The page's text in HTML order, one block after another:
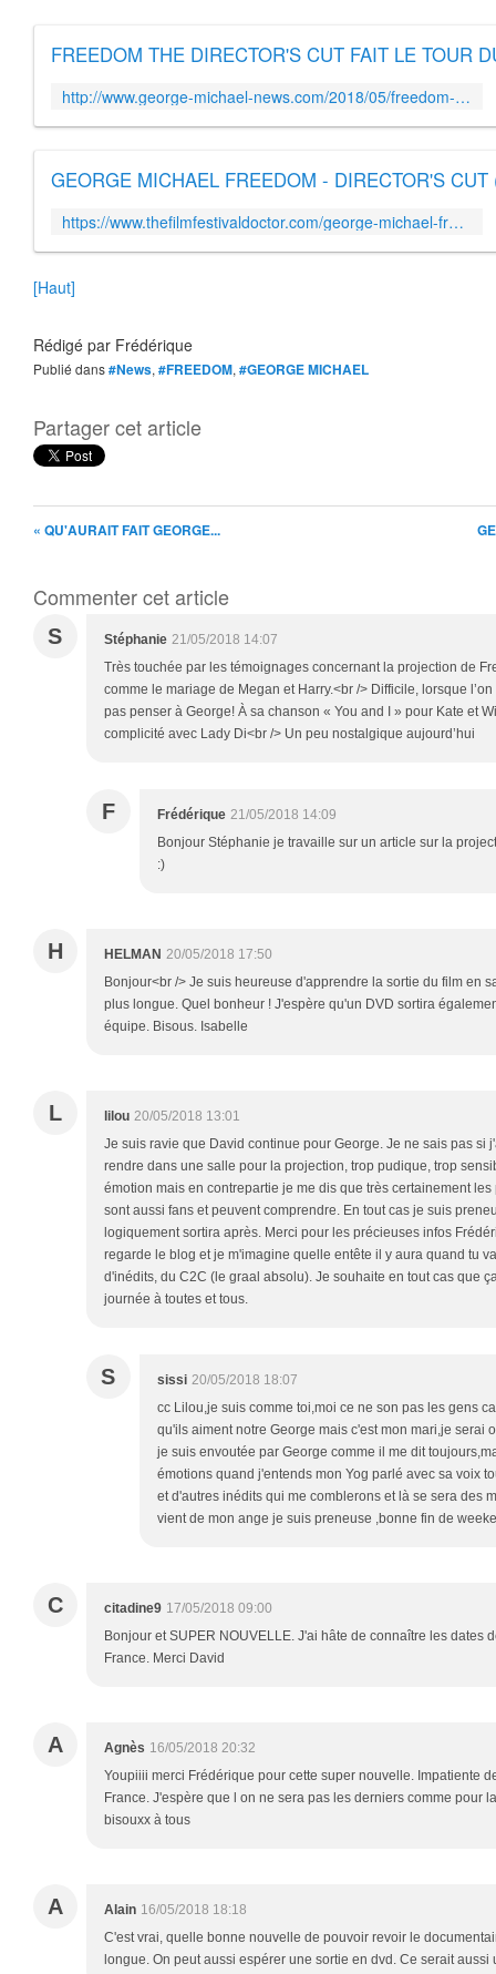
http://www.george-michael-news.com/2018/05/freedom-the-directors-cut-fait-le-tour-du-monde.html
https://www.thefilmfestivaldoctor.com/george-michael-freedom/
[Haut]
Rédigé par Frédérique
Publié dans#News, #FREEDOM, #GEORGE MICHAEL
Partager cet article
« QU'AURAIT FAIT GEORGE...
Commenter cet article
S Stéphanie 21/05/2018 14:07
Très touchée par les témoignages concernant la projection de
comme le mariage de Megan et Harry.<br /> Difficile, lorsque
pas penser à George! À sa chanson « You and I » pour Kate et
complicité avec Lady Di<br /> Un peu nostalgique aujourd’hui
F Frédérique 21/05/2018 14:09
Bonjour Stéphanie je travaille sur un article sur la
:)
H HELMAN 20/05/2018 17:50
Bonjour<br /> Je suis heureuse d'apprendre la sortie du film en
plus longue. Quel bonheur ! J'espère qu'un DVD sortira
équipe. Bisous. Isabelle
L lilou 20/05/2018 13:01
Je suis ravie que David continue pour George. Je ne sais pas si
rendre dans une salle pour la projection, trop pudique, trop
émotion mais en contrepartie je me dis que très certainement
sont aussi fans et peuvent comprendre. En tout cas je suis
logiquement sortira après. Merci pour les précieuses infos
regarde le blog et je m'imagine quelle entête il y aura quand tu
d'inédits, du C2C (le graal absolu). Je souhaite en tout cas que
journée à toutes et tous.
S sissi 20/05/2018 18:07
cc Lilou,je suis comme toi,moi ce ne son pas les gens
qu'ils aiment notre George mais c'est mon mari,je serai
je suis envoutée par George comme il me dit
émotions quand j'entends mon Yog parlé avec sa voix
et d'autres inédits qui me comblerons et là se sera des
vient de mon ange je suis preneuse ,bonne fin de
C citadine9 17/05/2018 09:00
Bonjour et SUPER NOUVELLE. J'ai hâte de connaître les dates
France. Merci David
A Agnès 16/05/2018 20:32
Youpiiii merci Frédérique pour cette super nouvelle. Impatiente
France. J'espère que l on ne sera pas les derniers comme pour
bisouxx à tous
A Alain 16/05/2018 18:18
C'est vrai, quelle bonne nouvelle de pouvoir revoir le
longue. On peut aussi espérer une sortie en dvd. Ce serait aussi